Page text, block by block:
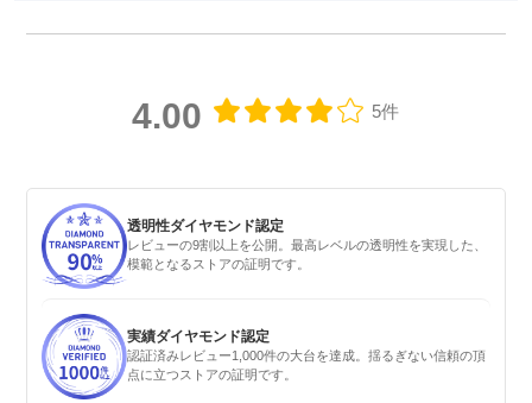
4.00 5件
透明性ダイヤモンド認定
レビューの9割以上を公開。最高レベルの透明性を実現した、
模範となるストアの証明です。
実績ダイヤモンド認定
認証済みレビュー1,000件の大台を達成。揺るぎない信頼の頂
点に立つストアの証明です。